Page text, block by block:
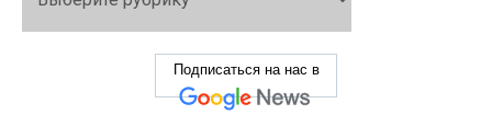
Подписаться на нас в